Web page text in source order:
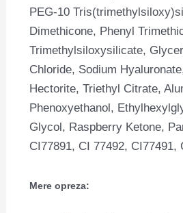
PEG-10
Dimethicone, Phenyl
Trimethylsiloxysilicate,
Chloride, Sodium
Hectorite, Triethyl Citrate,
Phenoxyethanol,
Glycol, Raspberry Ketone,
CI77891, CI 77492, CI77491,
Mere opreza: